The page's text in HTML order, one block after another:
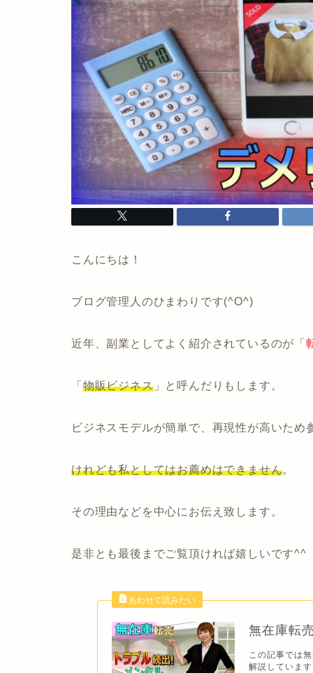
こんにちは！
ブログ管理人のひまわりです(^O^)
近年、副業としてよく紹介されているのが「
「 物販ビジネス」と呼んだりもします。
ビジネスモデルが簡単で、再現性が高いため
けれども私としてはお薦めはできません。
その理由などを中心にお伝え致します。
是非とも最後までご覧頂ければ嬉しいです^^
無在庫転
この記事では
解説していま